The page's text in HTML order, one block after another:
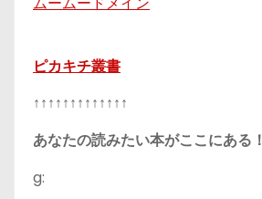
ピカキチ叢書
↑↑↑↑↑↑↑↑↑↑↑↑↑
あなたの読みたい本がここにある！
g: